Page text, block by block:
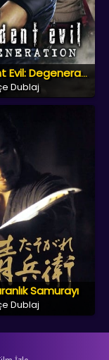
Resident Evil: Degeneration
Dublaj
Samurayı
Dublaj